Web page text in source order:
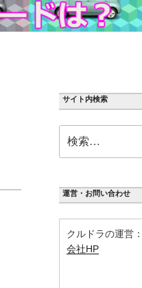
サイト内検索
索:
運営・お問い合わせ
クルドラの運営
会社HP